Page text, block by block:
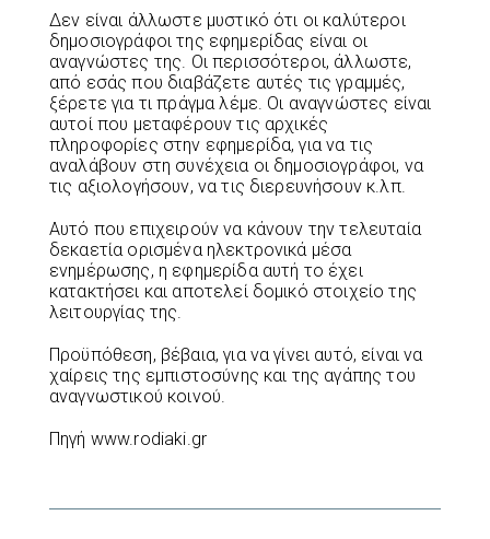
Δεν είναι άλλωστε μυστικό ότι οι καλύτεροι
δημοσιογράφοι της εφημερίδας είναι οι
αναγνώστες της. Οι περισσότεροι, άλλωστε,
από εσάς που διαβάζετε αυτές τις γραμμές,
ξέρετε για τι πράγμα λέμε. Οι αναγνώστες είναι
αυτοί που μεταφέρουν τις αρχικές
πληροφορίες στην εφημερίδα, για να τις
αναλάβουν στη συνέχεια οι δημοσιογράφοι, να
τις αξιολογήσουν, να τις διερευνήσουν κ.λπ.
Αυτό που επιχειρούν να κάνουν την τελευταία
δεκαετία ορισμένα ηλεκτρονικά μέσα
ενημέρωσης, η εφημερίδα αυτή το έχει
κατακτήσει και αποτελεί δομικό στοιχείο της
λειτουργίας της.
Προϋπόθεση, βέβαια, για να γίνει αυτό, είναι να
χαίρεις της εμπιστοσύνης και της αγάπης του
αναγνωστικού κοινού.
Πηγή www.rodiaki.gr